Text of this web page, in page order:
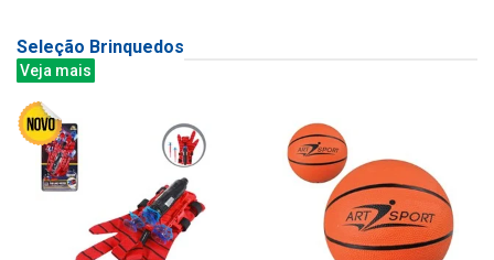
Seleção Brinquedos
Veja mais